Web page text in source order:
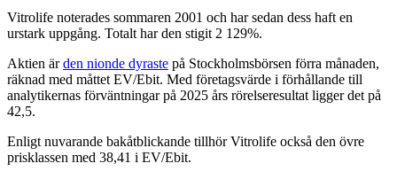
Vitrolife noterades sommaren 2001 och har sedan dess haft en
urstark uppgång. Totalt har den stigit 2 129%.
Aktien ärden nionde dyraste på Stockholmsbörsen förra månaden,
räknad med måttet EV/Ebit. Med företagsvärde i förhållande till
analytikernas förväntningar på 2025 års rörelseresultat ligger det på
42,5.
Enligt nuvarande bakåtblickande tillhör Vitrolife också den övre
prisklassen med 38,41 i EV/Ebit.